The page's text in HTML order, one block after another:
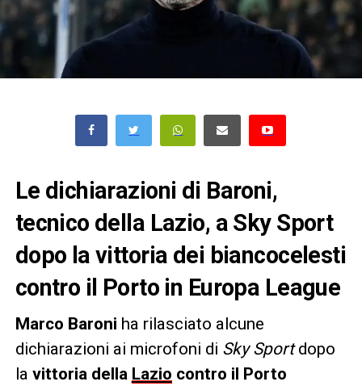
Le dichiarazioni di Baroni,
tecnico della Lazio, a Sky Sport
dopo la vittoria dei biancocelesti
contro il Porto in Europa League
Marco Baroni ha rilasciato alcune
dichiarazioni ai microfoni di Sky Sportdopo
la vittoria della Lazio contro il Porto